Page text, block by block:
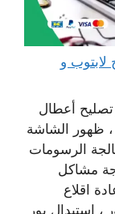
65511033 تصليح لابتوب و
أعطال
، ظهور الشاشة
الرسومات
مشاكل
اقلاع
استبدال بور